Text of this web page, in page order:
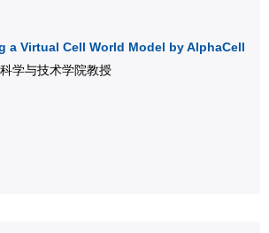
a Virtual Cell World Model by AlphaCell
学与技术学院教授